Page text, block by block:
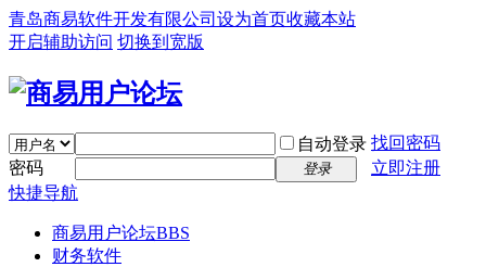
青岛商易软件开发有限公司 设为首页收藏本站
开启辅助访问 切换到宽版
自动登录 找回密码
密码
登录
立即注册
快捷导航
商易用户论坛BBS
财务软件